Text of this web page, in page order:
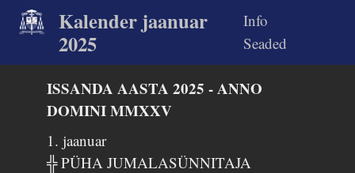
Kalender jaanuar
2025
Info
Seaded
ISSANDA AASTA 2025 - ANNO
DOMINI MMXXV
1. jaanuar
╬ PÜHA JUMALASÜNNITAJA